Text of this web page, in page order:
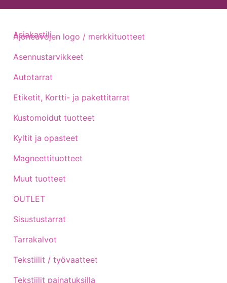
Ajoneuvojen logo / merkkituotteet
Asennustarvikkeet
Autotarrat
Etiketit, Kortti- ja pakettitarrat
Kustomoidut tuotteet
Kyltit ja opasteet
Magneettituotteet
Muut tuotteet
OUTLET
Sisustustarrat
Tarrakalvot
Tekstiilit / työvaatteet
Tekstiilit painatuksilla
Asiakastili